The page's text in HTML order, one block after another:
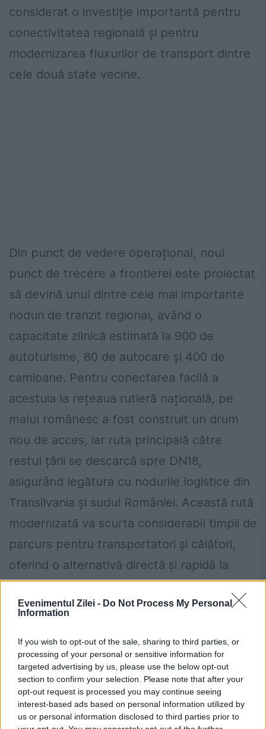
Evenimentul Zilei - Do Not Process My Personal
Information
If you wish to opt-out of the sale, sharing to third parties, or
processing of your personal or sensitive information for
targeted advertising by us, please use the below opt-out
section to confirm your selection. Please note that after your
opt-out request is processed you may continue seeing
interest-based ads based on personal information utilized by
us or personal information disclosed to third parties prior to
considerat o investiție importantă pentru
conectivitatea regională și pentru
modernizarea fluxurilor de transport dintre
cele două state vecine.
Din punct de vedere operațional, noul
punct de trecere a frontierei este proiectat
să devină unul dintre cele mai importante
noduri de tranzit regional, având o
capacitate zilnică estimată la 900 de
autoturisme, 80 de autocare și 400 de
camioane. Pentru conectarea facilă a
acestuia la rețeaua rutieră națională, pe
malul românesc a fost construit un drum
nou de acces, iar ruta principală către
restul țării se descarcă spre DN18,
asigurând legătura cu nodurile logistice din
Transilvania și sudul României. Această rută
modernizată va scurta considerabil timpii de
parcurs pentru transportatori și călători,
oferind o alternativă directă și rapidă la
traseele montane și secundare din nordul
țării.
descongestiona semnificativ traficul de la
vama Siret, cel mai aglomerat punct de
control de la granița româno-ucraineană, și
va completa rețeaua existentă din care mai